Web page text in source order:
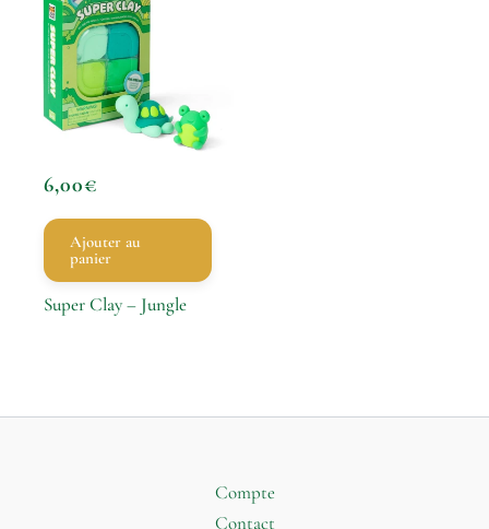
6,00€
Ajouter au
panier
Super Clay – Jungle
Compte
Contact